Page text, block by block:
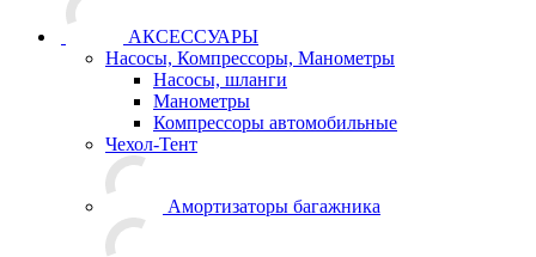
АКСЕССУАРЫ
Насосы, Компрессоры, Манометры
Насосы, шланги
Манометры
Компрессоры автомобильные
Чехол-Тент
Амортизаторы багажника